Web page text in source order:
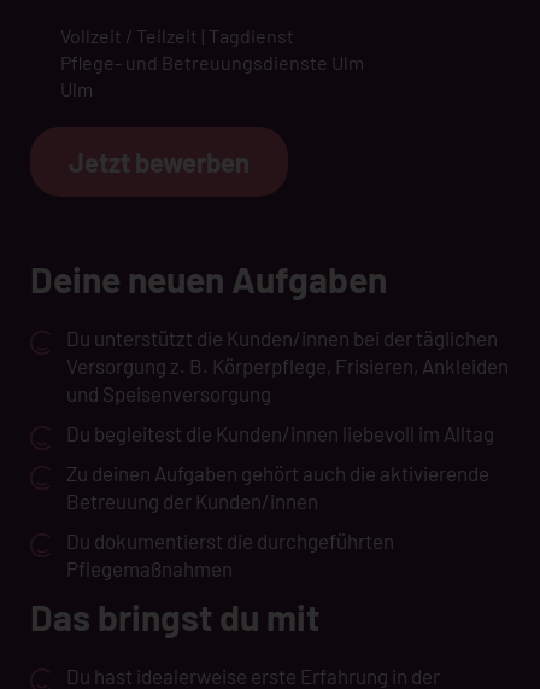
Vollzeit / Teilzeit | Tagdienst
Pflege- und Betreuungsdienste Ulm
Ulm
Jetzt bewerben
Deine neuen Aufgaben
Du unterstützt die Kunden/innen bei der täglichen
Versorgung z. B. Körperpflege, Frisieren, Ankleiden
und Speisenversorgung
Du begleitest die Kunden/innen liebevoll im Alltag
Zu deinen Aufgaben gehört auch die aktivierende
Betreuung der Kunden/innen
Du dokumentierst die durchgeführten
Pflegemaßnahmen
Das bringst du mit
Du hast idealerweise erste Erfahrung in der